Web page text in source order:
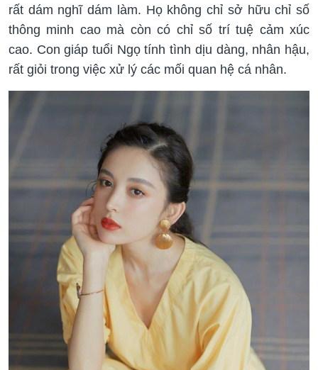
rất dám nghĩ dám làm. Họ không chỉ sở hữu chỉ số
thông minh cao mà còn có chỉ số trí tuệ cảm xúc
cao. Con giáp tuổi Ngọ tính tình dịu dàng, nhân hậu,
rất giỏi trong việc xử lý các mối quan hệ cá nhân.